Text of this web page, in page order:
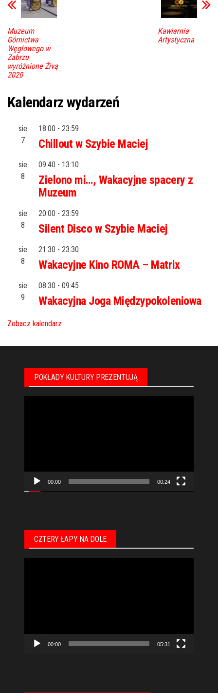
Muzeum
Górnictwa
Węglowego w
Zabrzu
wyróżnione Živą
2020
Kawiarnia
Artystyczna
Kalendarz wydarzeń
sie
7
18:00 - 23:59
Chillout w Szybie Maciej
sie
8
09:40 - 13:10
Zielono mi…, Wakacyjne spacery z
Muzeum
sie
8
20:00 - 23:59
Silent Disco w Szybie Maciej
sie
8
21:30 - 23:30
Wakacyjne Kino ROMA – Matrix
sie
9
08:30 - 09:45
Wakacyjna Joga Międzypokoleniowa
Zobacz kalendarz
POKŁADY KULTURY PREZENTUJĄ
00:00 00:24
CZTERY ŁAPY NA DOLE
00:00 05:31